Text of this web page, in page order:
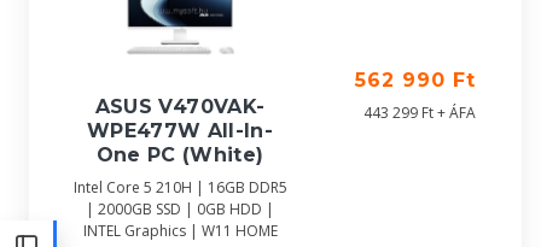
ASUS V470VAK-
WPE477W All-In-
One PC (White)
Intel Core 5 210H | 16GB DDR5
| 2000GB SSD | 0GB HDD |
INTEL Graphics | W11 HOME
562 990 Ft
443 299 Ft + ÁFA